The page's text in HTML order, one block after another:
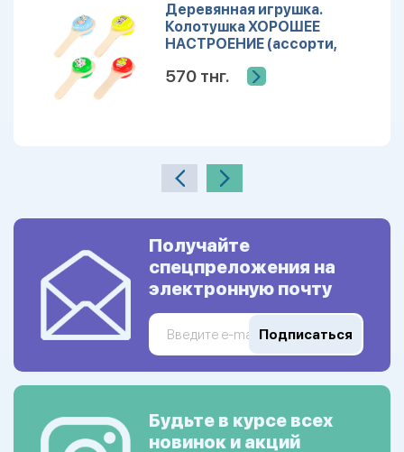
Деревянная игрушка.
Колотушка ХОРОШЕЕ
НАСТРОЕНИЕ (ассорти,
ИД-1379)
570 тнг.
Получайте
спецпреложения на
электронную почту
Подписаться
Будьте в курсе всех
новинок и акций